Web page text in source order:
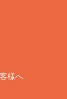
様へ